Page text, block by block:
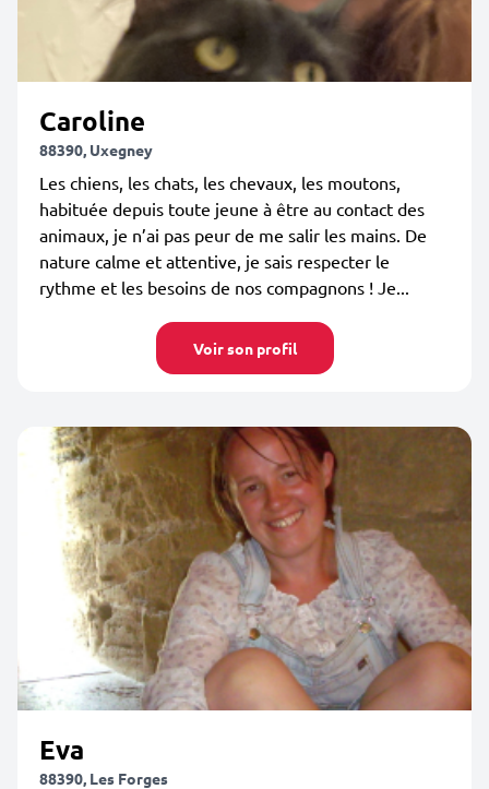
Caroline
88390, Uxegney
Les chiens, les chats, les chevaux, les moutons,
habituée depuis toute jeune à être au contact des
animaux, je n’ai pas peur de me salir les mains. De
nature calme et attentive, je sais respecter le
rythme et les besoins de nos compagnons ! Je...
Voir son profil
Eva
88390, Les Forges